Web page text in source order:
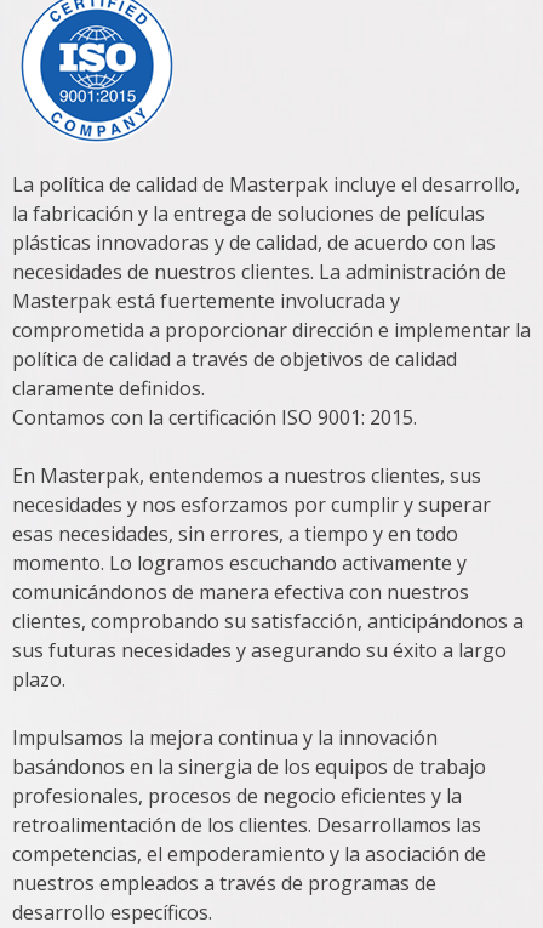
La política de calidad de Masterpak incluye el desarrollo,
la fabricación y la entrega de soluciones de películas
plásticas innovadoras y de calidad, de acuerdo con las
necesidades de nuestros clientes. La administración de
Masterpak está fuertemente involucrada y
comprometida a proporcionar dirección e implementar la
política de calidad a través de objetivos de calidad
claramente definidos.
Contamos con la certificación ISO 9001: 2015.
En Masterpak, entendemos a nuestros clientes, sus
necesidades y nos esforzamos por cumplir y superar
esas necesidades, sin errores, a tiempo y en todo
momento. Lo logramos escuchando activamente y
comunicándonos de manera efectiva con nuestros
clientes, comprobando su satisfacción, anticipándonos a
sus futuras necesidades y asegurando su éxito a largo
plazo.
Impulsamos la mejora continua y la innovación
basándonos en la sinergia de los equipos de trabajo
profesionales, procesos de negocio eficientes y la
retroalimentación de los clientes. Desarrollamos las
competencias, el empoderamiento y la asociación de
nuestros empleados a través de programas de
desarrollo específicos.